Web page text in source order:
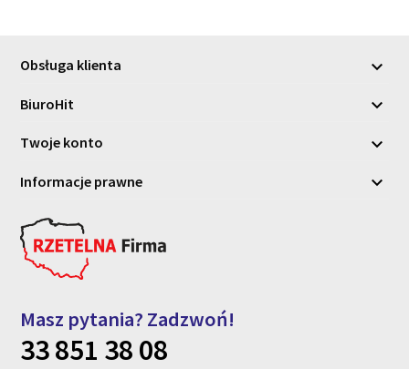
Obsługa klienta 
BiuroHit 
Twoje konto 
Informacje prawne 
Masz pytania? Zadzwoń!
33 851 38 08